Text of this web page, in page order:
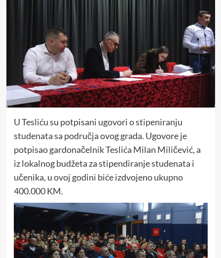
U Tesliću su potpisani ugovori o stipeniranju
studenata sa područja ovog grada. Ugovore je
potpisao gardonačelnik Teslića Milan Miličević, a
iz lokalnog budžeta za stipendiranje studenata i
učenika, u ovoj godini biće izdvojeno ukupno
400.000 KM.